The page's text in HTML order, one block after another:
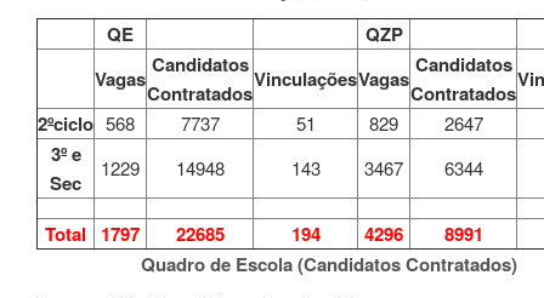
QE
QZP
Vagas
Candidatos
Contratados
VinculaçõesVagas
Candidatos
Contratados
2ºciclo 568 7737 51 829 2647
3º e
Sec
1229 14948 143 3467 6344
Total 1797 22685 194 4296
8991
Quadro de Escola (Candidatos Contratados)